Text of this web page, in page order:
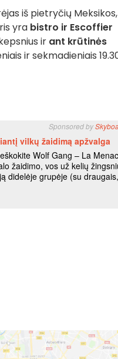
iš pietryčių
yra bistro ir Escoffier
ir ant krūtinės
ir sekmadieniais